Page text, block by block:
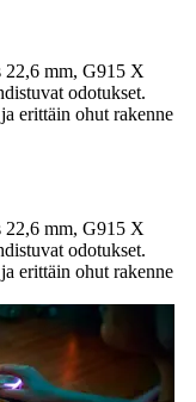
22,6 mm, G915 X
odotukset.
erittäin ohut rakenne
22,6 mm, G915 X
odotukset.
erittäin ohut rakenne